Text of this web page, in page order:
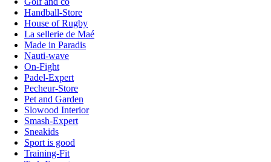
Handball-Store
House of Rugby
La sellerie de Maé
Made in Paradis
Nauti-wave
On-Fight
Padel-Expert
Pecheur-Store
Pet and Garden
Slowood Interior
Smash-Expert
Sneakids
Sport is good
Training-Fit